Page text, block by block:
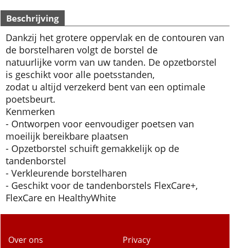
Beschrijving
Dankzij het grotere oppervlak en de contouren van
de borstelharen volgt de borstel de
natuurlijke vorm van uw tanden. De opzetborstel
is geschikt voor alle poetsstanden,
zodat u altijd verzekerd bent van een optimale
poetsbeurt.
Kenmerken
- Ontworpen voor eenvoudiger poetsen van
moeilijk bereikbare plaatsen
- Opzetborstel schuift gemakkelijk op de
tandenborstel
- Verkleurende borstelharen
- Geschikt voor de tandenborstels FlexCare+,
FlexCare en HealthyWhite